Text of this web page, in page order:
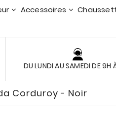
Accessoires
DU LUNDI AU SAMEDI DE 9H
Corduroy - Noir